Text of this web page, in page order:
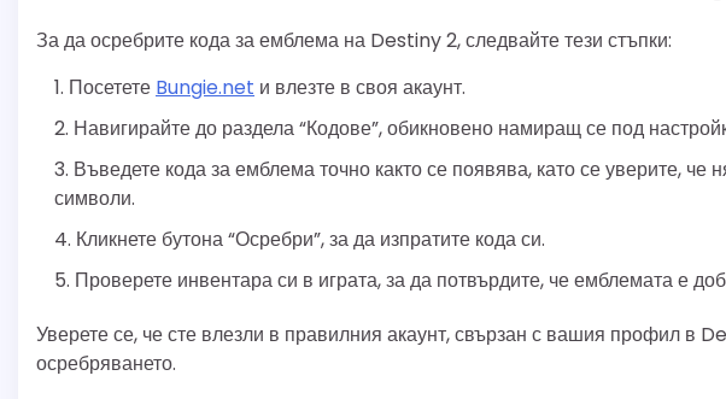
За да осребрите кода за емблема на Destiny 2, следвайте тези стъпки:
Посетете Bungie.net и влезте в своя акаунт.
Навигирайте до раздела “Кодове”, обикновено намиращ се под
Въведете кода за емблема точно както се появява, като се уверите,
символи.
Кликнете бутона “Осребри”, за да изпратите кода си.
Проверете инвентара си в играта, за да потвърдите, че емблемата е
Уверете се, че сте влезли в правилния акаунт, свързан с вашия профил в
осребряването.